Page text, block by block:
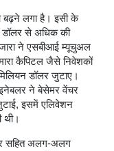
बढ़ने लगा है। इसी के
डॉलर से अधिक की
ने एसबीआई म्यूचुअल
कैपिटल जैसे निवेशकों
डॉलर जुटाए।
ने बेसेमर वेंचर
इसमें एलिवेशन
थी।
सहित अलग-अलग